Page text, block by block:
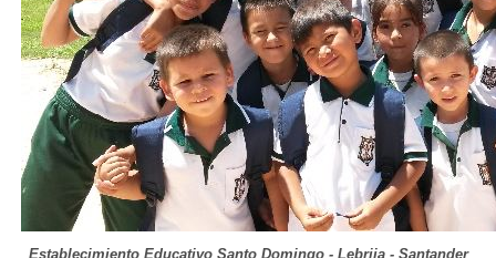
Establecimiento Educativo Santo Domingo - Lebrija - Santander